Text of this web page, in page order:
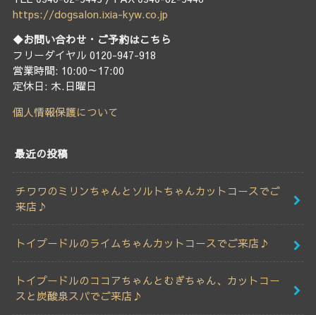
https://dogsalon.ixia-kyw.co.jp
◆お問い合わせ・ご予約はこちら
フリーダイヤル 0120-947-918
営業時間: 10:00～17:00
定休日: 木.日曜日
個人情報保護について
最近の投稿
チワワのミリンちゃんとソルトちゃんカットコースでご
来店♪
トイプードルのライムちゃんカットコースでご来店♪
トイプードルのココアちゃんとむぎちゃん、カットコー
スと炭酸泉スパでご来店♪